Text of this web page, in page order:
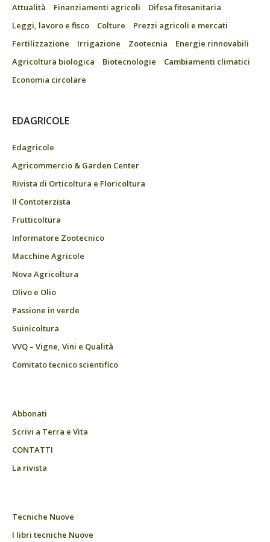
Attualità Finanziamenti agricoli
Difesa fitosanitaria
Leggi, lavoro e fisco
Colture
Prezzi agricoli e mercati
Fertilizzazione
Irrigazione Zootecnia
Energie rinnovabili
Agricoltura biologica
Biotecnologie
Cambiamenti climatici
Economia circolare
EDAGRICOLE
Edagricole
Agricommercio & Garden Center
Rivista di Orticoltura e Floricoltura
Il Contoterzista
Frutticoltura
Informatore Zootecnico
Macchine Agricole
Nova Agricoltura
Olivo e Olio
Passione in verde
Suinicoltura
VVQ – Vigne, Vini e Qualità
Comitato tecnico scientifico
Abbonati
Scrivi a Terra e Vita
CONTATTI
La rivista
Tecniche Nuove
I libri tecniche Nuove